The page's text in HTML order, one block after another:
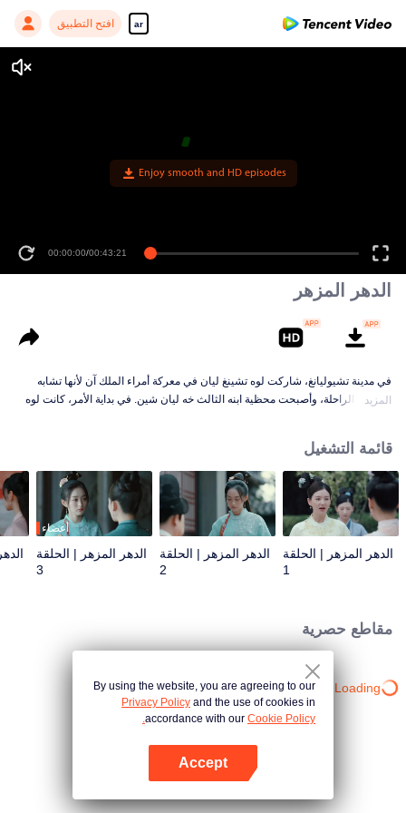
ar افتح التطبيق
Enjoy smooth and HD episodes
00:00:00/00:43:21
الدهر المزهر
في مدينة تشيوليانغ، شاركت لوه تشينغ ليان في معركة أمراء الملك آن لأنها تشابه
محظيته الراحلة، وأصبحت محظية ابنه الثالث خه ليان شين. في بداية الأمر، كانت لوه
تحقيق طموحه.
المزيد
قائمة التشغيل
الدهر المزهر | الحلقة
1
الدهر المزهر | الحلقة
2
أعضاء
الدهر المزهر | الحلقة
3
مقاطع حصرية
Loading…
By using the website, you are agreeing to our
Privacy Policy and the use of cookies in
accordance with our Cookie Policy.
Accept